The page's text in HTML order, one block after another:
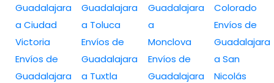
Guadalajara
a Ciudad
Victoria
Envíos de
Guadalajara
Guadalajara
a Toluca
Envíos de
Guadalajara
a Tuxtla
Guadalajara
a
Monclova
Envíos de
Guadalajara
Colorado
Envíos de
Guadalajara
a San
Nicolás